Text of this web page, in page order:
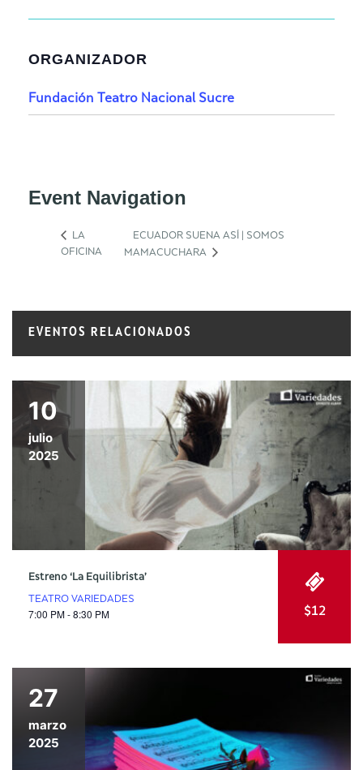
ORGANIZADOR
Fundación Teatro Nacional Sucre
Event Navigation
LA
OFICINA
ECUADOR SUENA ASÍ | SOMOS
MAMACUCHARA
EVENTOS RELACIONADOS
10
julio
2025
Estreno ‘La Equilibrista’
TEATRO VARIEDADES
7:00 PM - 8:30 PM $12
27
marzo
2025